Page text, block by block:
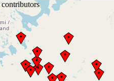
contributors